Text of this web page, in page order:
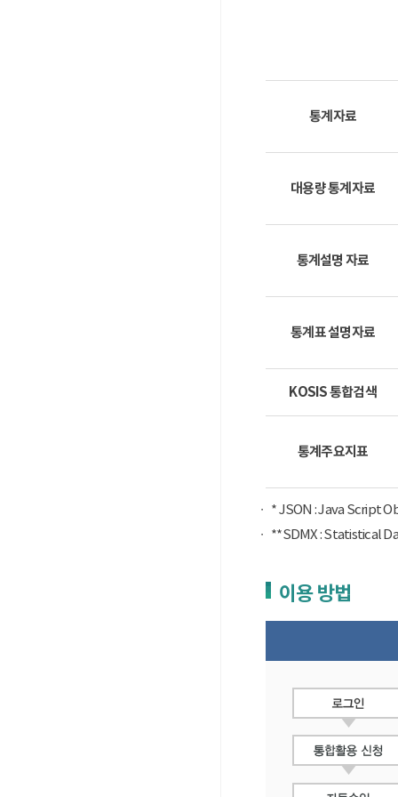
통계자료
대용량 통계자료
통계설명 자료
통계표 설명자료
KOSIS 통합검색
통계주요지표
* JSON : Java Script
**SDMX : Statistical
이용 방법